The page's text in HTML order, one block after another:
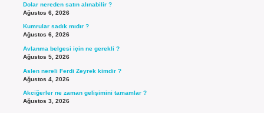
Dolar nereden satın alınabilir ?
Ağustos 6, 2026
Kumrular sadık mıdır ?
Ağustos 6, 2026
Avlanma belgesi için ne gerekli ?
Ağustos 5, 2026
Aslen nereli Ferdi Zeyrek kimdir ?
Ağustos 4, 2026
Akciğerler ne zaman gelişimini tamamlar ?
Ağustos 3, 2026